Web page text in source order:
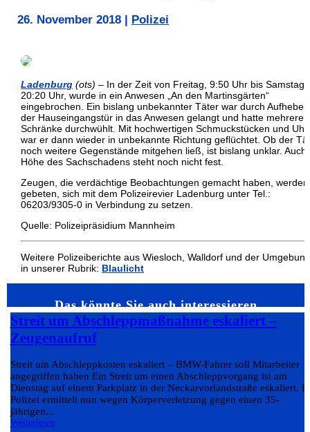
26. November 2018 Polizei
Ladenburg (ots) – In der Zeit von Freitag, 9:50 Uhr bis Samstag,
20:20 Uhr, wurde in ein Anwesen „An den Martinsgärten“
eingebrochen. Ein bislang unbekannter Täter war durch
der Hauseingangstür in das Anwesen gelangt und hatte mehrere
Schränke durchwühlt. Mit hochwertigen Schmuckstücken und
war er dann wieder in unbekannte Richtung geflüchtet. Ob der
noch weitere Gegenstände mitgehen ließ, ist bislang unklar. Auch
Höhe des Sachschadens steht noch nicht fest.
Zeugen, die verdächtige Beobachtungen gemacht haben, werden
gebeten, sich mit dem Polizeirevier Ladenburg unter Tel.:
06203/9305-0 in Verbindung zu setzen.
Quelle: Polizeipräsidium Mannheim
Weitere Polizeiberichte aus Wiesloch, Walldorf und der Umgebung
in unserer Rubrik: Blaulicht
Das könnte Sie auch interessieren…
Streit um Abschleppmaßnahme eskaliert –
Zeugenaufruf
Streit um Abschleppkosten eskaliert – BMW-Fahrer soll Mitarbeiter
angegriffen haben Ein Streit um einen Abschleppvorgang ist am
Dienstag auf einem Parkplatz in der Neckarvorlandstraße eskaliert.
Polizei ermittelt nun wegen Körperverletzung gegen einen 35-
jährigen...
Weiterlesen